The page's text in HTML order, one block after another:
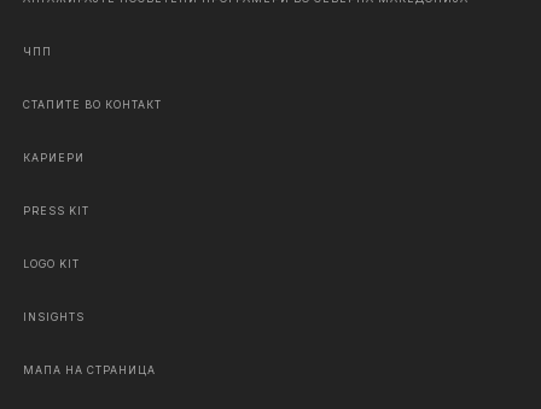
ЧПП
СТАПИТЕ ВО КОНТАКТ
КАРИЕРИ
PRESS KIT
LOGO KIT
INSIGHTS
МАПА НА СТРАНИЦА